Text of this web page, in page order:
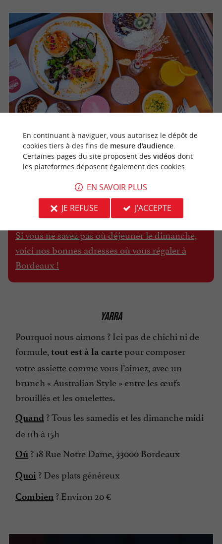
Si vous ne savez pas où déjeuner le dimanche,
voici nos bonnes adresses où vous régaler à
Bordeaux !
YARRA
Pourquoi nous aimons ? Ici pas de chichi ni de
formule, tout est à la cartepour composer
votre assiette comme vous l’aimez, avec un
brunch « Australian Style » entre les œufs
brouillés et les omelettes.
Quand ? Tous les samedis et les dimanche midi
de 11h à 15h
Où ? 18 Rue Notre Dame, 33000 Bordeaux
Quoi ? Des plats généreux
Combien ? Environ 20 €
En continuant à naviguer, vous autorisez le dépôt de
cookies tiers à des fins de mesure d'audience.
Certaines pages du site proposent des vidéosdont
les plateformes déposent également des cookies.
EN SAVOIR PLUS
JE REFUSE
J'ACCEPTE